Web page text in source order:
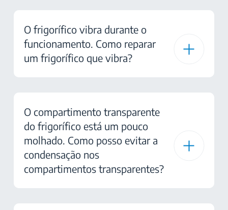
O frigorífico vibra durante o
funcionamento. Como reparar
um frigorífico que vibra?
O compartimento transparente
do frigorífico está um pouco
molhado. Como posso evitar a
condensação nos
compartimentos transparentes?